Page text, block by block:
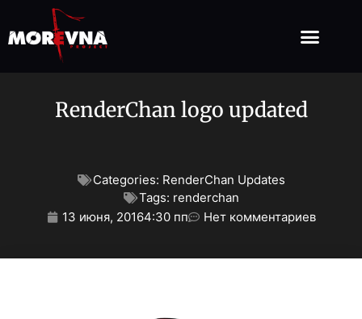
RenderChan logo updated
Categories: RenderChan Updates
Tags: renderchan
13 июня, 20164:30 пп Нет комментариев